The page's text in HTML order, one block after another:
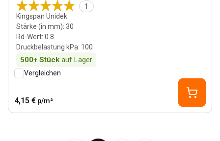
1
Kingspan Unidek
Stärke (in mm): 30
Rd-Wert: 0.8
Druckbelastung kPa: 100
500+ Stück auf Lager
Vergleichen
4,15 € p/m²